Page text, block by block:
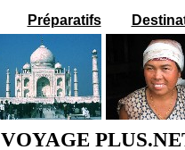
Préparatifs
VOYAGE